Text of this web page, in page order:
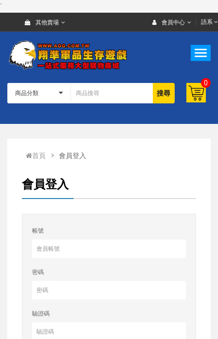
`
其他賣場 會員中心 語系
搜尋
0
首頁 會員登入
會員登入
帳號
密碼
驗證碼